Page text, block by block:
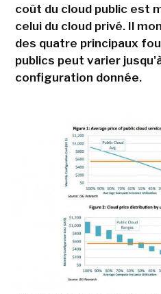
coût du cloud public est
celui du cloud privé. Il
des quatre principaux
publics peut varier
configuration donnée.